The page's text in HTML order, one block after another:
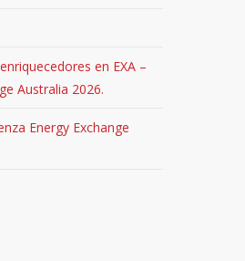
en EXA –
Australia 2026.
Energy Exchange